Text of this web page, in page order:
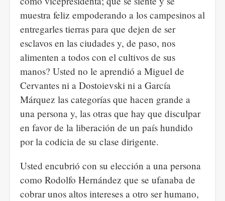
muestra feliz empoderando a los campesinos al
entregarles tierras para que dejen de ser
esclavos en las ciudades y, de paso, nos
alimenten a todos con el cultivos de sus
manos? Usted no le aprendió a Miguel de
Cervantes ni a Dostoievski ni a García
Márquez las categorías que hacen grande a
una persona y, las otras que hay que disculpar
en favor de la liberación de un país hundido
por la codicia de su clase dirigente.
Usted encubrió con su elección a una persona
como Rodolfo Hernández que se ufanaba de
cobrar unos altos intereses a otro ser humano,